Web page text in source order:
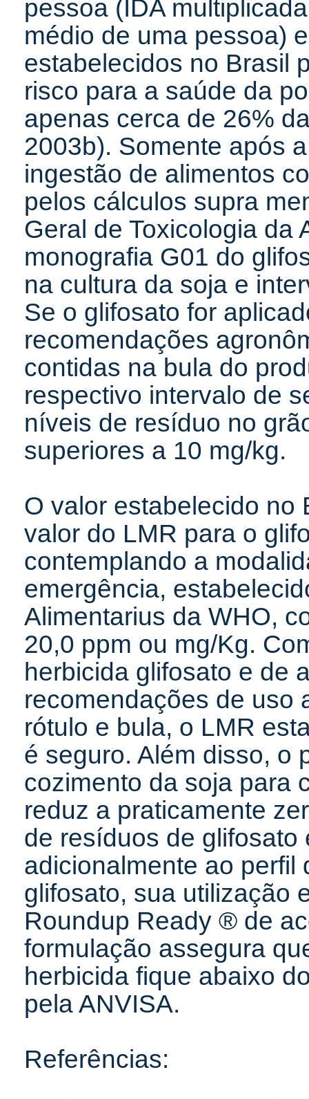
pessoa (IDA
médio de uma pessoa)
estabelecidos no Brasil
risco para a saúde da
apenas cerca de 26%
2003b). Somente após
ingestão de alimentos
pelos cálculos supra
Geral de Toxicologia da
monografia G01 do
na cultura da soja e
Se o glifosato for
recomendações
contidas na bula do
respectivo intervalo de
níveis de resíduo no
superiores a 10 mg/kg.
O valor estabelecido no
valor do LMR para o
contemplando a
emergência,
Alimentarius da WHO,
20,0 ppm ou mg/Kg.
herbicida glifosato e de
recomendações de uso
rótulo e bula, o LMR
é seguro. Além disso, o
cozimento da soja para
reduz a praticamente
de resíduos de glifosato
adicionalmente ao perfil
glifosato, sua utilização
Roundup Ready ® de
formulação assegura
herbicida fique abaixo
pela ANVISA.
Referências: